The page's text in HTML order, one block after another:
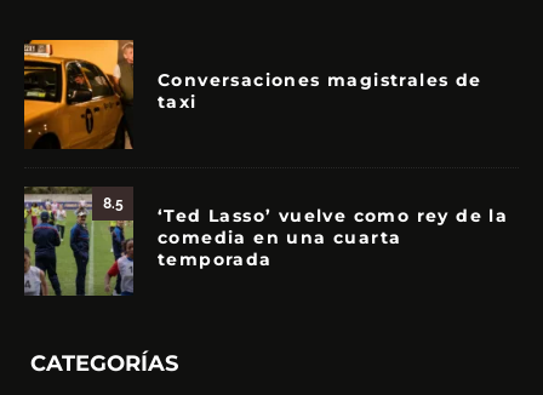
Conversaciones magistrales de
taxi
8.5
‘Ted Lasso’ vuelve como rey de la
comedia en una cuarta
temporada
CATEGORÍAS